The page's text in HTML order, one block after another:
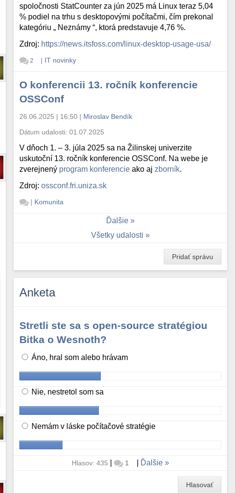
spoločnosti StatCounter za jún 2025 má Linux teraz 5,04
% podiel na trhu s desktopovými počítačmi, čím prekonal
kategóriu „ Neznámy “, ktorá predstavuje 4,76 %.
Zdroj: https://news.itsfoss.com/linux-desktop-usage-usa/
2 | IT novinky
O konferencii 13. ročník konferencie
OSSConf
26.06.2025 | 16:50 | Miroslav Bendík
Dátum udalosti:01.07.2025
V dňoch 1. – 3. júla 2025 sa na Žilinskej univerzite
uskutoční 13. ročník konferencie OSSConf. Na webe je
zverejnený program konferencie ako aj zborník.
Zdroj:ossconf.fri.uniza.sk
| Komunita
Ďalšie
Všetky udalosti
Pridať správu
Anketa
Stretli ste sa s open-source stratégiou
Bitka o Wesnoth?
Áno, hral som alebo hrávam
Nie, nestretol som sa
Nemám v láske počítačové stratégie
Hlasov: 435 | 1 Ďalšie
Hlasovať